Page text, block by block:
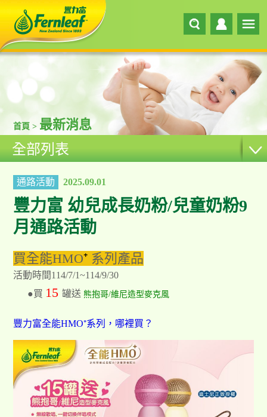
首頁 > 最新消息
全部列表
通路活動 2025.09.01
豐力富 幼兒成長奶粉/兒童奶粉9
月通路活動
買全能HMO⁺ 系列產品
活動時間114/7/1~114/9/30
●買 15罐送 熊抱哥/維尼造型麥克風
豐力富全能HMO⁺系列，哪裡買？